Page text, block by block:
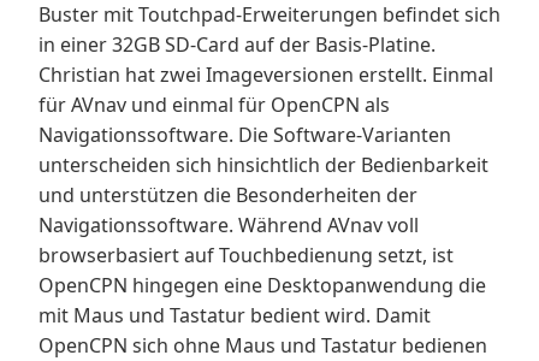
Buster mit Toutchpad-Erweiterungen befindet sich
in einer 32GB SD-Card auf der Basis-Platine.
Christian hat zwei Imageversionen erstellt. Einmal
für AVnav und einmal für OpenCPN als
Navigationssoftware. Die Software-Varianten
unterscheiden sich hinsichtlich der Bedienbarkeit
und unterstützen die Besonderheiten der
Navigationssoftware. Während AVnav voll
browserbasiert auf Touchbedienung setzt, ist
OpenCPN hingegen eine Desktopanwendung die
mit Maus und Tastatur bedient wird. Damit
OpenCPN sich ohne Maus und Tastatur bedienen